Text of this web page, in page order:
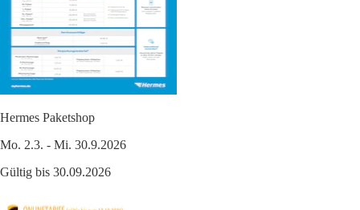
Hermes Paketshop
Mo. 2.3. - Mi. 30.9.2026
Gültig bis 30.09.2026